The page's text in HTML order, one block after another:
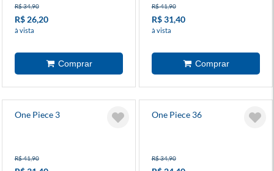
R$ 34,90
R$ 26,20
à vista
R$ 41,90
R$ 31,40
à vista
One Piece 3
R$ 41,90
One Piece 36
R$ 34,90